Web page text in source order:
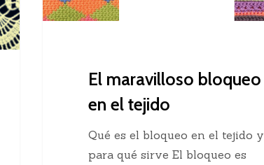
El maravilloso bloqueo
en el tejido
Qué es el bloqueo en el tejido y
para qué sirve El bloqueo es